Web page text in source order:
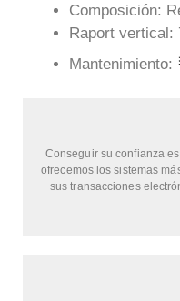
Composición:
Raport vertical:
Mantenimiento:
Conseguir su confianza
ofrecemos los sistemas
sus transacciones